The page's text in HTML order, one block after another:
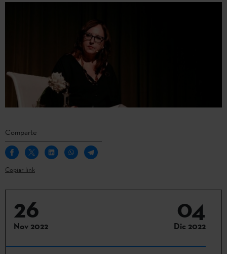
Comparte
Copiar link
26
Nov 2022
04
Dic 2022